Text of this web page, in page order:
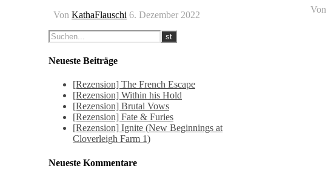
Von KathaFlauschi 6. Dezember 2022
Von
Neueste Beiträge
[Rezension] The French Escape
[Rezension] Within his Hold
[Rezension] Brutal Vows
[Rezension] Fate & Furies
[Rezension] Ignite (New Beginnings at
Cloverleigh Farm 1)
Neueste Kommentare